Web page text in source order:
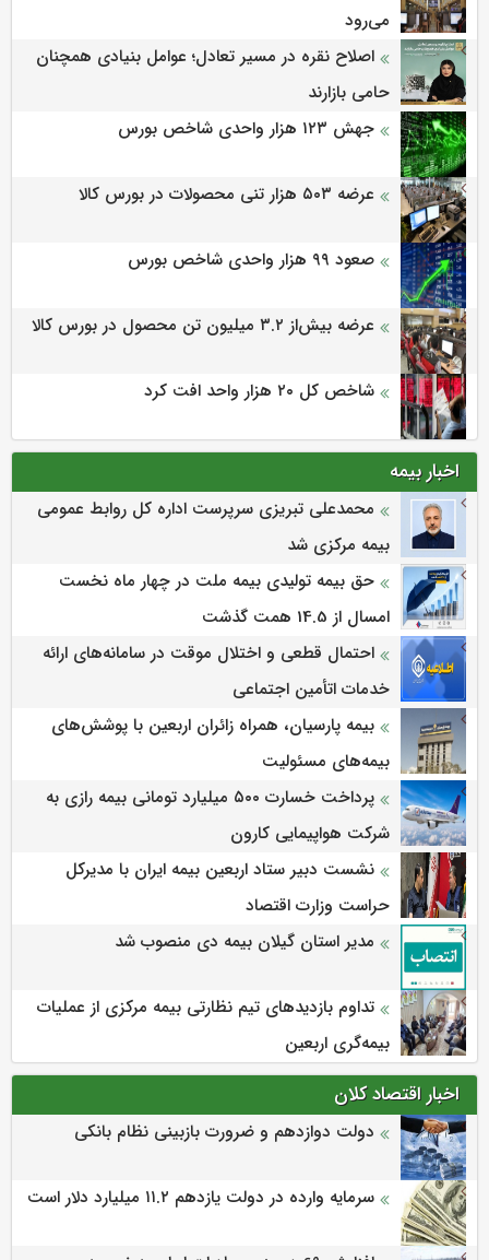
می‌‌رود
اصلاح نقره در مسیر تعادل؛ عوامل بنیادی همچنان
حامی بازارند
جهش ۱۲۳ هزار واحدی شاخص بورس
عرضه ۵۰۳ هزار تنی محصولات در بورس کالا
صعود ۹۹ هزار واحدی شاخص بورس
عرضه بیش‌از ۳.۲ میلیون تن محصول در بورس کالا
شاخص کل ۲۰ هزار واحد افت کرد
اخبار بیمه
محمدعلی تبریزی سرپرست اداره كل روابط عمومی
بیمه مركزی شد
حق بیمه تولیدی بیمه ملت در چهار ماه نخست
امسال از 14.5 همت گذشت
احتمال قطعی و اختلال موقت در سامانه‌های ارائه
خدمات اتأمین اجتماعی
بیمه پارسیان، همراه زائران اربعین با پوشش‌های
بیمه‌های مسئولیت
پرداخت خسارت ۵۰۰ میلیارد تومانی بیمه رازی به
شرکت هواپیمایی کارون
نشست دبیر ستاد اربعین بیمه ایران با مدیرکل
حراست وزارت اقتصاد
مدیر استان گیلان بیمه دی منصوب شد
تداوم بازدیدهای تیم نظارتی بیمه مرکزی از عملیات
بیمه‌گری اربعین
اخبار اقتصاد کلان
دولت دوازدهم و ضرورت بازبینی نظام بانکی
سرمایه وارده در دولت یازدهم ۱۱.۲ میلیارد دلار است